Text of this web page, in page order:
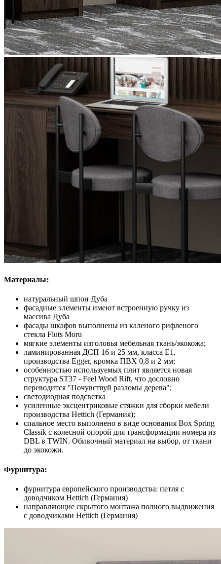
Материалы:
натуральный шпон Дуба
фасадные элементы имеют встроенную ручку из
массива Дуба
фасады шкафов выполнены из каленого рифленого
стекла Fluts Moru
мягкие элементы изголовья мебельная ткань/экокожа;
ламинированная ДСП 16 и 25 мм, класса Е1,
производства Egger, кромка ПВХ 0,8 и 2 мм;
особенностью используемых плит является новая
структура ST37 - Feel Wood Rift, что дословно
переводится "Почувствуй разломы дерева";
светодиодная подсветка
усиленные эксцентриковые стяжки для сборки мебели
производства Hettich (Германия);
спальное место выполнено в виде основания Box Spring
Classik с колесной опорой для трансформации номера из
DBL в TWIN. Обивочный материал на выбор, от ткани
до экокожи.
Фурнитура:
фурнитура европейского производства: петля с
доводчиком Hettich (Германия)
направляющие скрытого монтажа полного выдвижения
с доводчиками Hettich (Германия)